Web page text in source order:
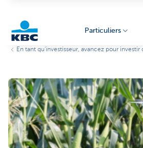
Particuliers
En tant qu'investisseur, avancez pour investir